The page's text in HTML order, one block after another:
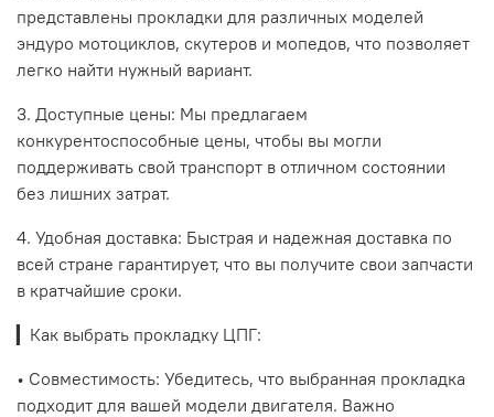
представлены прокладки для различных моделей
эндуро мотоциклов, скутеров и мопедов, что позволяет
легко найти нужный вариант.
3. Доступные цены: Мы предлагаем
конкурентоспособные цены, чтобы вы могли
поддерживать свой транспорт в отличном состоянии
без лишних затрат.
4. Удобная доставка: Быстрая и надежная доставка по
всей стране гарантирует, что вы получите свои запчасти
в кратчайшие сроки.
▎Как выбрать прокладку ЦПГ:
• Совместимость: Убедитесь, что выбранная прокладка
подходит для вашей модели двигателя. Важно